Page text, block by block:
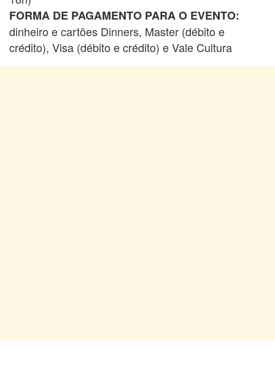
FORMA DE PAGAMENTO PARA O EVENTO:
dinheiro e cartões Dinners, Master (débito e
crédito), Visa (débito e crédito) e Vale Cultura